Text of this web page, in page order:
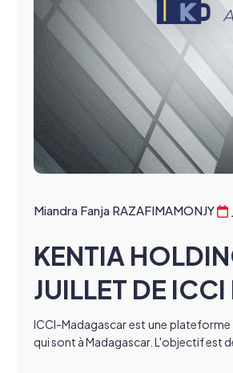
Miandra Fanja RAZAFIMAMONJY
KENTIA
JUILLET DE
ICCI-Madagascar est une
qui sont à Madagascar. L'objectif est